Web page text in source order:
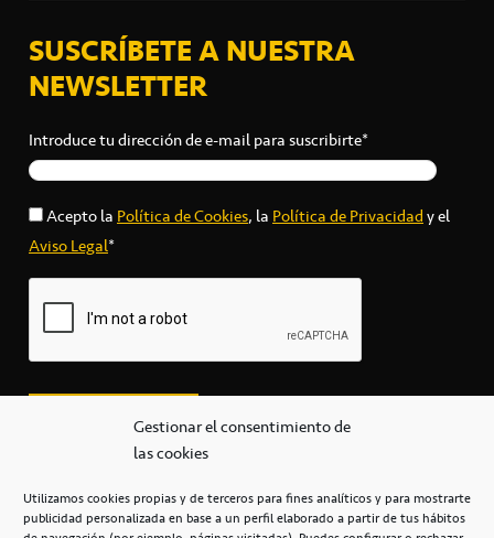
Gestionar el consentimiento de
las cookies
Utilizamos cookies propias y de terceros para fines analíticos y para mostrarte
publicidad personalizada en base a un perfil elaborado a partir de tus hábitos
SUSCRÍBETE A NUESTRA
NEWSLETTER
Introduce tu dirección de e-mail para suscribirte*
Acepto laPolítica de Cookies, laPolítica de Privacidady el
Aviso Legal*
secretaria@cbcanarias.es